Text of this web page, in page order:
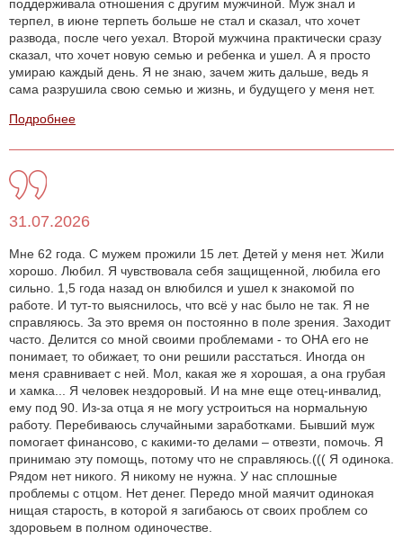
поддерживала отношения с другим мужчиной. Муж знал и
терпел, в июне терпеть больше не стал и сказал, что хочет
развода, после чего уехал. Второй мужчина практически сразу
сказал, что хочет новую семью и ребенка и ушел. А я просто
умираю каждый день. Я не знаю, зачем жить дальше, ведь я
сама разрушила свою семью и жизнь, и будущего у меня нет.
Подробнее
31.07.2026
Мне 62 года. С мужем прожили 15 лет. Детей у меня нет. Жили
хорошо. Любил. Я чувствовала себя защищенной, любила его
сильно. 1,5 года назад он влюбился и ушел к знакомой по
работе. И тут-то выяснилось, что всё у нас было не так. Я не
справляюсь. За это время он постоянно в поле зрения. Заходит
часто. Делится со мной своими проблемами - то ОНА его не
понимает, то обижает, то они решили расстаться. Иногда он
меня сравнивает с ней. Мол, какая же я хорошая, а она грубая
и хамка... Я человек нездоровый. И на мне еще отец-инвалид,
ему под 90. Из-за отца я не могу устроиться на нормальную
работу. Перебиваюсь случайными заработками. Бывший муж
помогает финансово, с какими-то делами – отвезти, помочь. Я
принимаю эту помощь, потому что не справляюсь.((( Я одинока.
Рядом нет никого. Я никому не нужна. У нас сплошные
проблемы с отцом. Нет денег. Передо мной маячит одинокая
нищая старость, в которой я загибаюсь от своих проблем со
здоровьем в полном одиночестве.